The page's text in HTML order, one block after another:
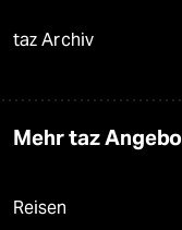
taz Archiv
Mehr taz
Reisen